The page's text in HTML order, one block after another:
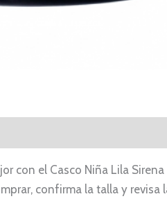
con el Casco Niña Lila
confirma la talla y